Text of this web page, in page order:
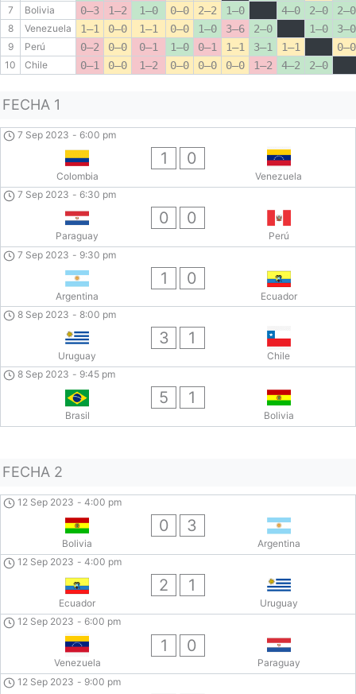
7 Bolivia 0–3 1–2 1–0 0–0 2–2 1–0 4–0 2–0 2–0
8 Venezuela 1–1 0–0 1–1 0–0 1–0 3–6 2–0 1–0 3–0
9 Perú 0–2 0–0 0–1 1–0 0–1 1–1 3–1 1–1 0–0
10 Chile 0–1 0–0 1–2 0–0 0–0 0–0 1–2 4–2 2–0
FECHA 1
7 Sep 2023 - 6:00 pm
Colombia
1 0
Venezuela
7 Sep 2023 - 6:30 pm
Paraguay
0 0
Perú
7 Sep 2023 - 9:30 pm
Argentina
1 0
Ecuador
8 Sep 2023 - 8:00 pm
Uruguay
3 1
Chile
8 Sep 2023 - 9:45 pm
Brasil
5 1
Bolivia
FECHA 2
12 Sep 2023 - 4:00 pm
Bolivia
0 3
Argentina
12 Sep 2023 - 4:00 pm
Ecuador
2 1
Uruguay
12 Sep 2023 - 6:00 pm
Venezuela
1 0
Paraguay
12 Sep 2023 - 9:00 pm